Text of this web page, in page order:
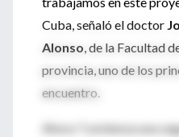
Cuba, señaló el doctor
Alonso, de la Facultad
provincia, uno de los
encuentro.
Ahora "comienza una